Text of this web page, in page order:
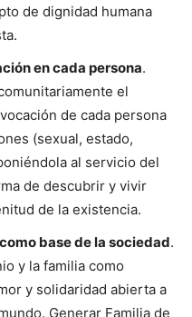
de dignidad humana
en cada persona.
el
de cada persona
(sexual, estado,
al servicio del
de descubrir y vivir
de la existencia.
base de la sociedad.
y la familia como
y solidaridad abierta a
Generar Familia de